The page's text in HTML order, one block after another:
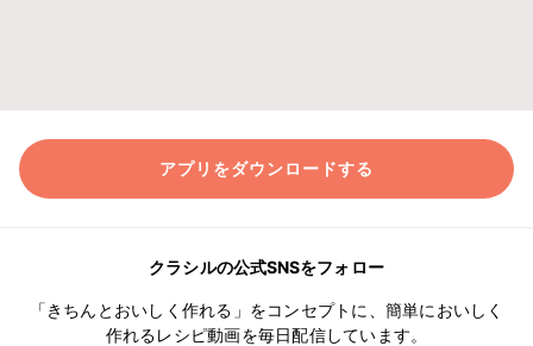
アプリをダウンロードする
クラシルの公式SNSをフォロー
「きちんとおいしく作れる」をコンセプトに、簡単においしく
作れるレシピ動画を毎日配信しています。